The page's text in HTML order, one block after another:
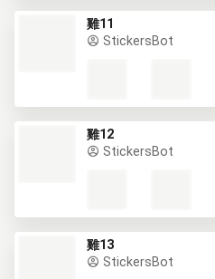
雞11
StickersBot
雞12
StickersBot
雞13
StickersBot